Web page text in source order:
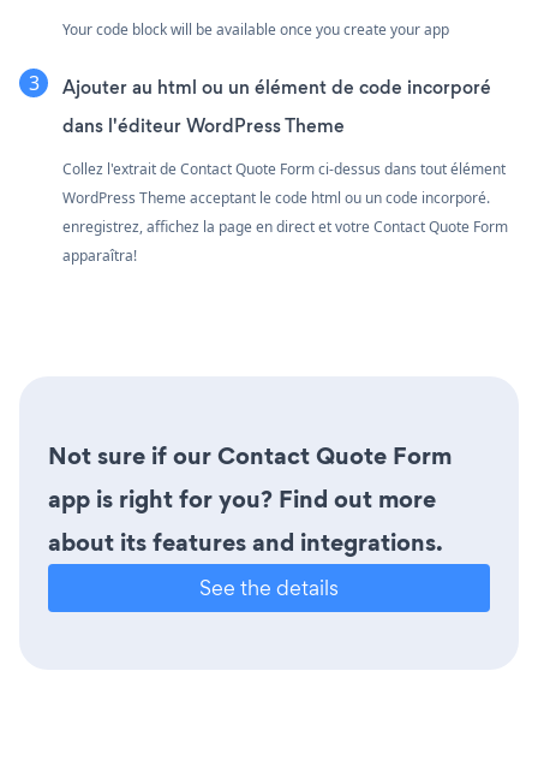
Your code block will be available once you create your app
Ajouter au html ou un élément de code incorporé
dans l'éditeur WordPress Theme
Collez l'extrait de Contact Quote Form ci-dessus dans tout élément
WordPress Theme acceptant le code html ou un code incorporé.
enregistrez, affichez la page en direct et votre Contact Quote Form
apparaîtra!
Not sure if our Contact Quote Form
app is right for you? Find out more
about its features and integrations.
See the details